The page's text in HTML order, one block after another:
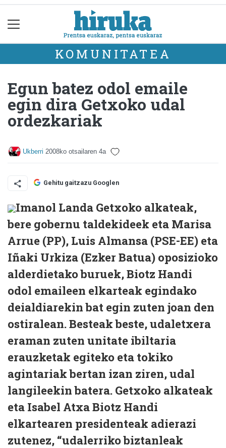
KOMUNITATEA
Egun batez odol emaile
egin dira Getxoko udal
ordezkariak
Ukberri 2008ko otsailaren 4a
Gehitu gaitzazu Googlen
Imanol Landa Getxoko alkateak,
bere gobernu taldekideek eta Marisa
Arrue (PP), Luis Almansa (PSE-EE) eta
Iñaki Urkiza (Ezker Batua) oposizioko
alderdietako buruek, Biotz Handi
odol emaileen elkarteak egindako
deialdiarekin bat egin zuten joan den
ostiralean. Besteak beste, udaletxera
eraman zuten unitate ibiltaria
erauzketak egiteko eta tokiko
agintariak bertan izan ziren, udal
langileekin batera. Getxoko alkateak
eta Isabel Atxa Biotz Handi
elkartearen presidenteak adierazi
zutenez, “udalerriko biztanleak